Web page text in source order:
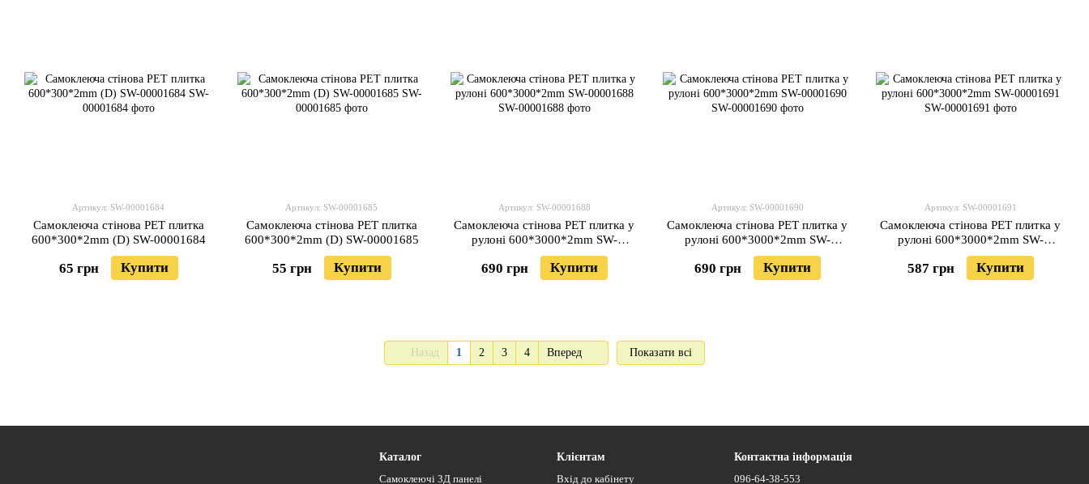
Артикул: SW-00001684
Самоклеюча стінова PET плитка
600*300*2mm (D) SW-00001684
65 грн Купити
Артикул: SW-00001685
Самоклеюча стінова PET плитка
600*300*2mm (D) SW-00001685
55 грн Купити
Артикул: SW-00001688
Самоклеюча стінова PET плитка у
рулоні 600*3000*2mm SW-
00001688
690 грн Купити
Артикул: SW-00001690
Самоклеюча стінова PET плитка у
рулоні 600*3000*2mm SW-
00001690
690 грн Купити
Артикул: SW-00001691
Самоклеюча стінова PET плитка у
рулоні 600*3000*2mm SW-
00001691
587 грн Купити
Назад 1 2 3 4 Вперед Показати всі
Каталог
Самоклеючі 3Д панелі
Клієнтам
Вхід до кабінету
Контактна інформація
096-64-38-553